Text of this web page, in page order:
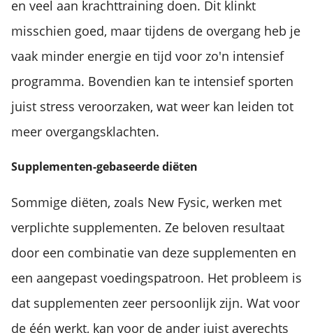
en veel aan krachttraining doen. Dit klinkt
misschien goed, maar tijdens de overgang heb je
vaak minder energie en tijd voor zo'n intensief
programma. Bovendien kan te intensief sporten
juist stress veroorzaken, wat weer kan leiden tot
meer overgangsklachten.
Supplementen-gebaseerde diëten
Sommige diëten, zoals New Fysic, werken met
verplichte supplementen. Ze beloven resultaat
door een combinatie van deze supplementen en
een aangepast voedingspatroon. Het probleem is
dat supplementen zeer persoonlijk zijn. Wat voor
de één werkt, kan voor de ander juist averechts